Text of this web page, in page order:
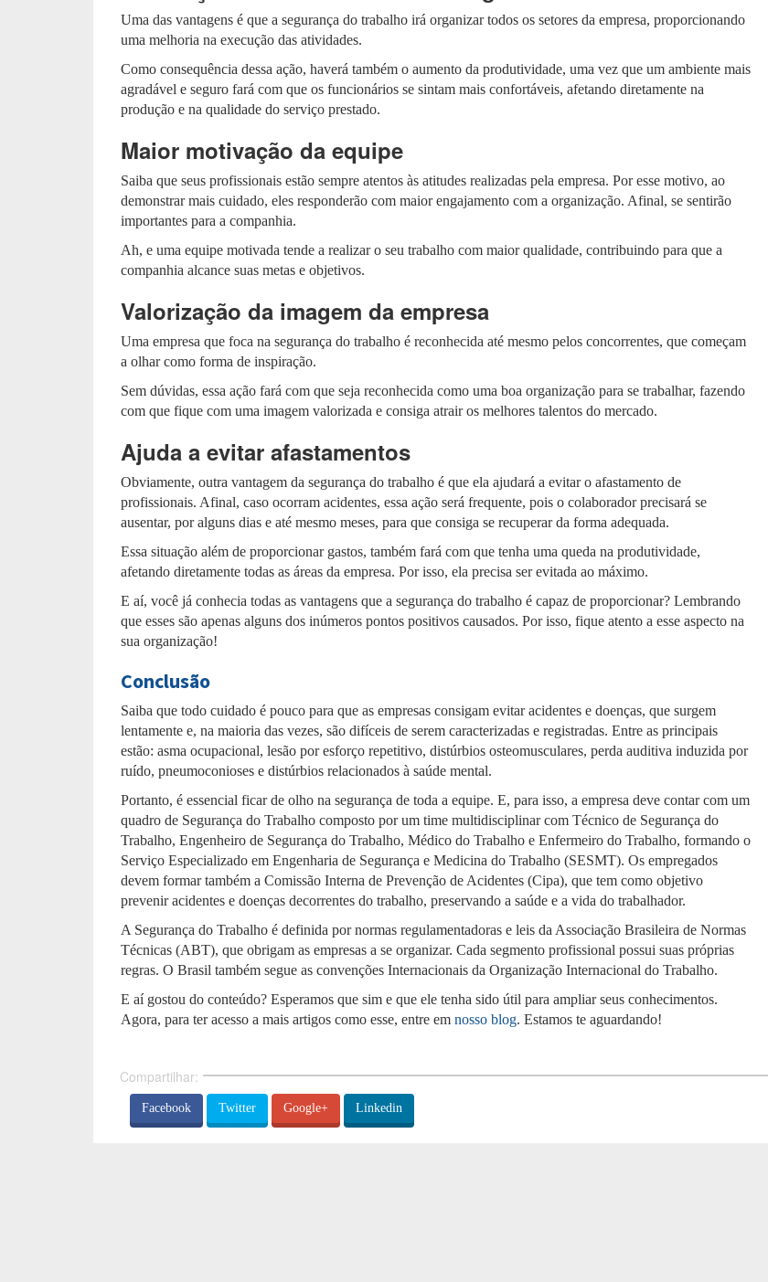
Uma das vantagens é que a segurança do trabalho irá organizar todos os setores da empresa, proporcionando
uma melhoria na execução das atividades.
Como consequência dessa ação, haverá também o aumento da produtividade, uma vez que um ambiente mais
agradável e seguro fará com que os funcionários se sintam mais confortáveis, afetando diretamente na
produção e na qualidade do serviço prestado.
Maior motivação da equipe
Saiba que seus profissionais estão sempre atentos às atitudes realizadas pela empresa. Por esse motivo, ao
demonstrar mais cuidado, eles responderão com maior engajamento com a organização. Afinal, se sentirão
importantes para a companhia.
Ah, e uma equipe motivada tende a realizar o seu trabalho com maior qualidade, contribuindo para que a
companhia alcance suas metas e objetivos.
Valorização da imagem da empresa
Uma empresa que foca na segurança do trabalho é reconhecida até mesmo pelos concorrentes, que começam
a olhar como forma de inspiração.
Sem dúvidas, essa ação fará com que seja reconhecida como uma boa organização para se trabalhar, fazendo
com que fique com uma imagem valorizada e consiga atrair os melhores talentos do mercado.
Ajuda a evitar afastamentos
Obviamente, outra vantagem da segurança do trabalho é que ela ajudará a evitar o afastamento de
profissionais. Afinal, caso ocorram acidentes, essa ação será frequente, pois o colaborador precisará se
ausentar, por alguns dias e até mesmo meses, para que consiga se recuperar da forma adequada.
Essa situação além de proporcionar gastos, também fará com que tenha uma queda na produtividade,
afetando diretamente todas as áreas da empresa. Por isso, ela precisa ser evitada ao máximo.
E aí, você já conhecia todas as vantagens que a segurança do trabalho é capaz de proporcionar? Lembrando
que esses são apenas alguns dos inúmeros pontos positivos causados. Por isso, fique atento a esse aspecto na
sua organização!
Conclusão
Saiba que todo cuidado é pouco para que as empresas consigam evitar acidentes e doenças, que surgem
lentamente e, na maioria das vezes, são difíceis de serem caracterizadas e registradas. Entre as principais
estão: asma ocupacional, lesão por esforço repetitivo, distúrbios osteomusculares, perda auditiva induzida por
ruído, pneumoconioses e distúrbios relacionados à saúde mental.
Portanto, é essencial ficar de olho na segurança de toda a equipe. E, para isso, a empresa deve contar com um
quadro de Segurança do Trabalho composto por um time multidisciplinar com Técnico de Segurança do
Trabalho, Engenheiro de Segurança do Trabalho, Médico do Trabalho e Enfermeiro do Trabalho, formando o
Serviço Especializado em Engenharia de Segurança e Medicina do Trabalho (SESMT). Os empregados
devem formar também a Comissão Interna de Prevenção de Acidentes (Cipa), que tem como objetivo
prevenir acidentes e doenças decorrentes do trabalho, preservando a saúde e a vida do trabalhador.
A Segurança do Trabalho é definida por normas regulamentadoras e leis da Associação Brasileira de Normas
Técnicas (ABT), que obrigam as empresas a se organizar. Cada segmento profissional possui suas próprias
regras. O Brasil também segue as convenções Internacionais da Organização Internacional do Trabalho.
E aí gostou do conteúdo? Esperamos que sim e que ele tenha sido útil para ampliar seus conhecimentos.
Agora, para ter acesso a mais artigos como esse, entre em nosso blog. Estamos te aguardando!
Compartilhar:
Facebook Twitter Google+ Linkedin